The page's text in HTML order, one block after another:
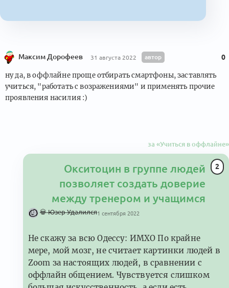
Максим Дорофеев 31 августа 2022 автор 0
ну да, в оффлайне проще отбирать смартфоны, заставлять
учиться, "работать с возражениями" и применять прочие
проявления насилия :)
за «Учиться в оффлайне»
Окситоцин в группе людей
позволяет создать доверие
между тренером и учащимся
💀Юзер Удалился1 сентября 2022
2
Не скажу за всю Одессу: ИМХО По крайне
мере, мой мозг, не считает картинки людей в
Zoom за настоящих людей, в сравнении с
оффлайн общением. Чувствуется слишком